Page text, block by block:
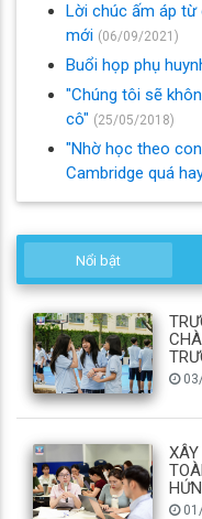
Lời chúc ấm áp
mới (06/09/2021)
Buổi họp phụ
"Chúng tôi sẽ
cô" (25/05/2018)
"Nhờ học theo
Cambridge quá
Nổi bật